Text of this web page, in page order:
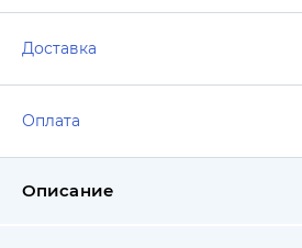
Доставка
Оплата
Описание